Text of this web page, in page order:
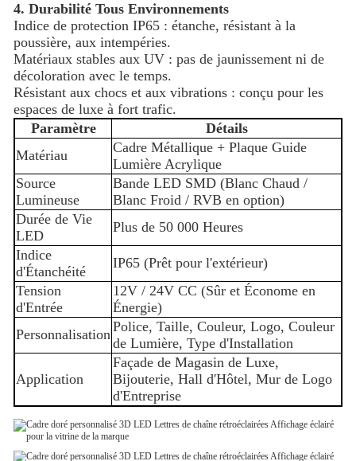
4. Durabilité Tous Environnements
Indice de protection IP65 : étanche, résistant à la
poussière, aux intempéries.
Matériaux stables aux UV : pas de jaunissement ni de
décoloration avec le temps.
Résistant aux chocs et aux vibrations : conçu pour les
espaces de luxe à fort trafic.
Paramètre
Détails
Matériau
Cadre Métallique + Plaque Guide
Lumière Acrylique
Source
Lumineuse
Bande LED SMD (Blanc Chaud /
Blanc Froid / RVB en option)
Durée de Vie
LED
Plus de 50 000 Heures
Indice
d'Étanchéité
IP65 (Prêt pour l'extérieur)
Tension
d'Entrée
12V / 24V CC (Sûr et Économe en
Énergie)
PersonnalisationPolice, Taille, Couleur, Logo, Couleur
de Lumière, Type d'Installation
Application
Façade de Magasin de Luxe,
Bijouterie, Hall d'Hôtel, Mur de Logo
d'Entreprise